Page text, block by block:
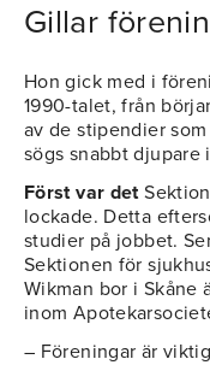
Gillar
Hon gick med i
1990-talet, från
av de stipendier
sögs snabbt
Först var det
lockade. Detta
studier på jobbet.
Sektionen för
Wikman bor i Skåne
inom
– Föreningar är